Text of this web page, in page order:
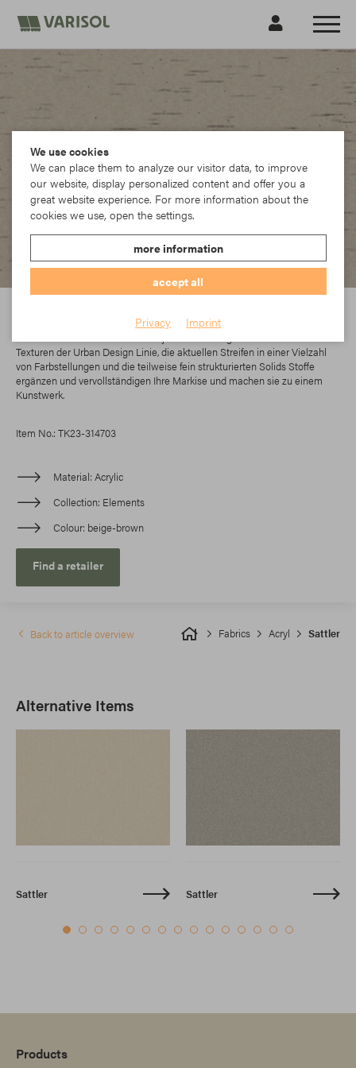
Texturen der Urban Design Linie, die aktuellen Streifen in einer Vielzahl
von Farbstellungen und die teilweise fein strukturierten Solids Stoffe
ergänzen und vervollständigen Ihre Markise und machen sie zu einem
Kunstwerk.
Item No.: TK23-314703
Material Acrylic
Collection Elements
Colour beige-brown
Find a retailer
Fabrics Acryl Sattler
Back to article overview
Alternative Items
Sattler Sattler
Products
We use cookies
We can place them to analyze our visitor data, to improve
our website, display personalized content and offer you a
great website experience. For more information about the
cookies we use, open the settings.
more information
accept all
Privacy Imprint